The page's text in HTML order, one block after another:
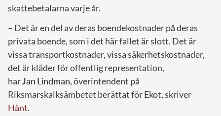
skattebetalarna varje år.
– Det är en del av deras boendekostnader på deras
privata boende, som i det här fallet är slott. Det är
vissa transportkostnader, vissa säkerhetskostnader,
det är kläder för offentlig representation,
harJan Lindman, överintendent på
Riksmarskalksämbetet berättat för Ekot, skriver
Hänt.